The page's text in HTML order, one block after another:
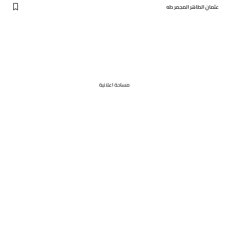
عثمان الطاهر المجمر طه
مساحة اعلانية